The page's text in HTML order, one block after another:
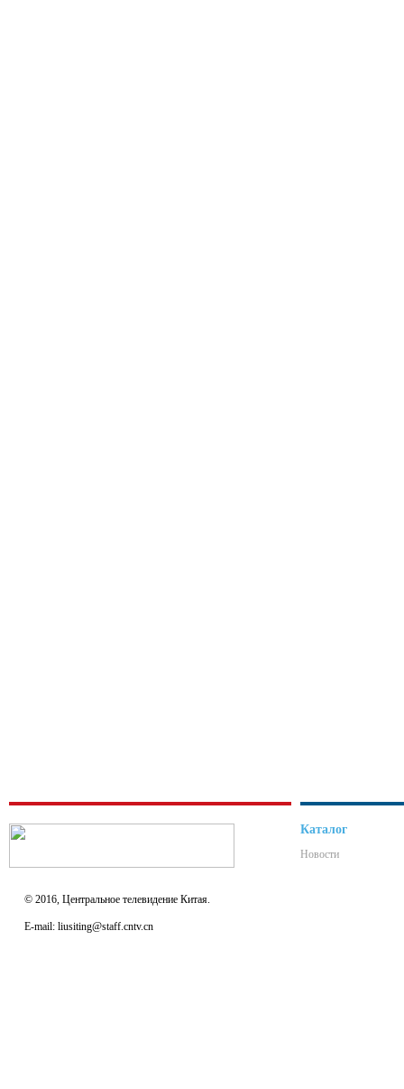
© 2016, Центральное телевидение Китая.
E-mail: liusiting@staff.cntv.cn
Каталог
Новости